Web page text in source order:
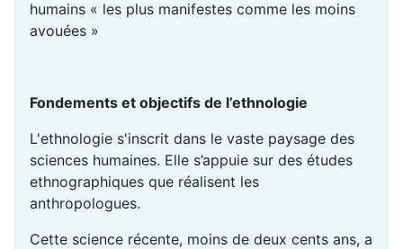
humains « les plus manifestes comme les moins
avouées »
Fondements et objectifs de l’ethnologie
L'ethnologie s'inscrit dans le vaste paysage des
sciences humaines. Elle s’appuie sur des études
ethnographiques que réalisent les
anthropologues.
Cette science récente, moins de deux cents ans, a